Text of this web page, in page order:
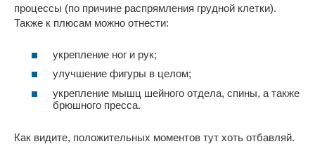
процессы (по причине распрямления грудной клетки).
Также к плюсам можно отнести:
укрепление ног и рук;
улучшение фигуры в целом;
укрепление мышц шейного отдела, спины, а также
брюшного пресса.
Как видите, положительных моментов тут хоть отбавляй.